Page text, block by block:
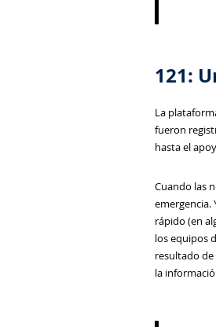
121:
La
fueron
hasta el
Cuando las
emergencia.
rápido (en
los equipos
resultado de
la